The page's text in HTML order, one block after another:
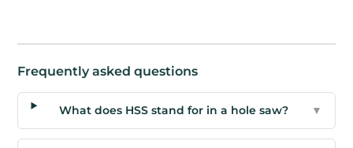
Frequently asked questions
What does HSS stand for in a hole saw? ▼